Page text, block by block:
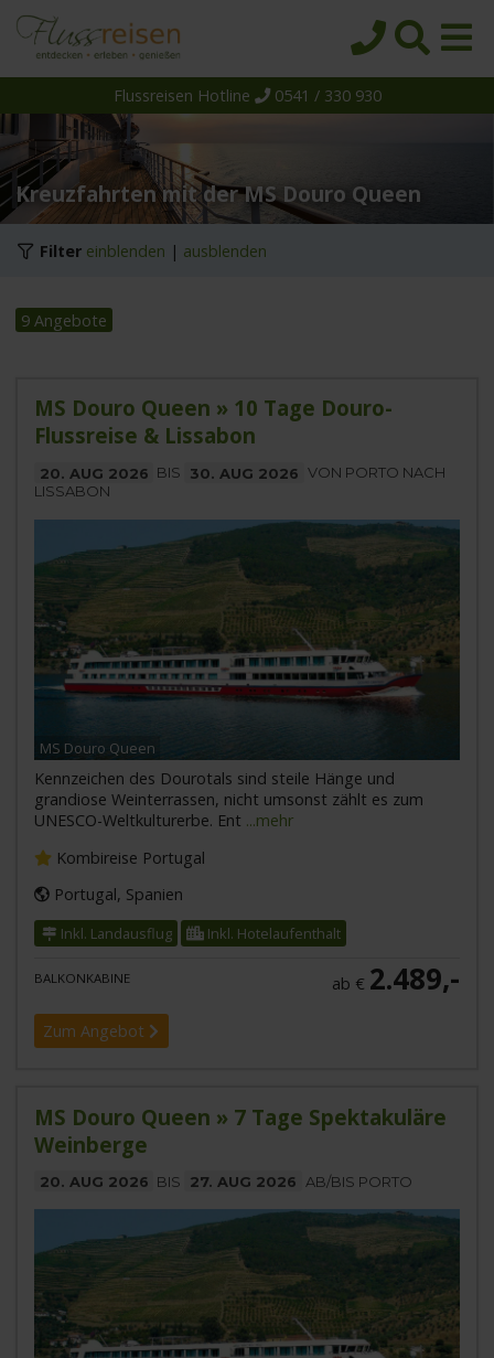
Top-Angebote
Reiseziele
Themen
Reedereien
Schiffe
Suche
Flussreisen Hotline 0541 / 330 930
Kreuzfahrten mit der MS Douro Queen
Filter einblenden | ausblenden
9 Angebote
MS Douro Queen » 10 Tage Douro-
Flussreise & Lissabon
20. AUG 2026 BIS 30. AUG 2026 VON PORTO NACH
LISSABON
MS Douro Queen
Kennzeichen des Dourotals sind steile Hänge und
grandiose Weinterrassen, nicht umsonst zählt es zum
UNESCO-Weltkulturerbe. Ent ...mehr
Kombireise Portugal
Portugal, Spanien
Inkl. Landausflug Inkl. Hotelaufenthalt
BALKONKABINE ab € 2.489,-
Zum Angebot
MS Douro Queen » 7 Tage Spektakuläre
Weinberge
20. AUG 2026 BIS 27. AUG 2026 AB/BIS PORTO